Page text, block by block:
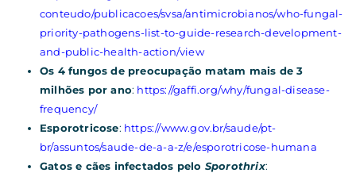
conteudo/publicacoes/svsa/antimicrobianos/who-fungal-
priority-pathogens-list-to-guide-research-development-
and-public-health-action/view
Os 4 fungos de preocupação matam mais de 3
milhões por ano: https://gaffi.org/why/fungal-disease-
frequency/
Esporotricose: https://www.gov.br/saude/pt-
br/assuntos/saude-de-a-a-z/e/esporotricose-humana
Gatos e cães infectados pelo Sporothrix: